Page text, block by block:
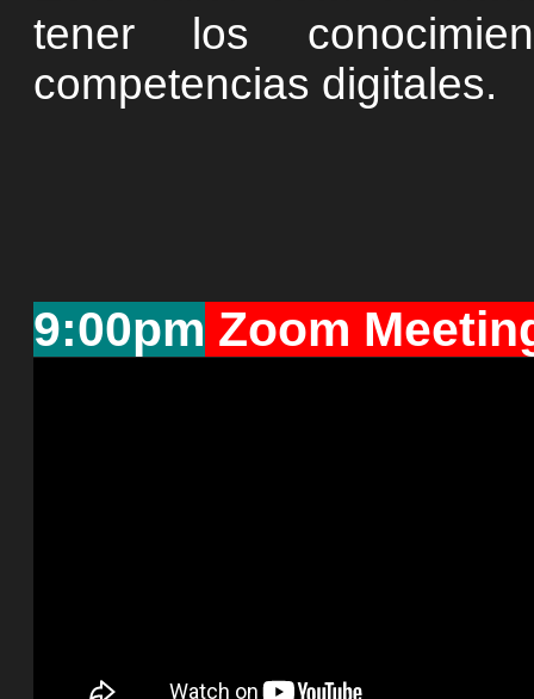
tener los
competencias digitales.
9:00pm Zoom